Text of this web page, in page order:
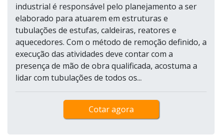
industrial é responsável pelo planejamento a ser
elaborado para atuarem em estruturas e
tubulações de estufas, caldeiras, reatores e
aquecedores. Com o método de remoção definido, a
execução das atividades deve contar com a
presença de mão de obra qualificada, acostuma a
lidar com tubulações de todos os...
Cotar agora